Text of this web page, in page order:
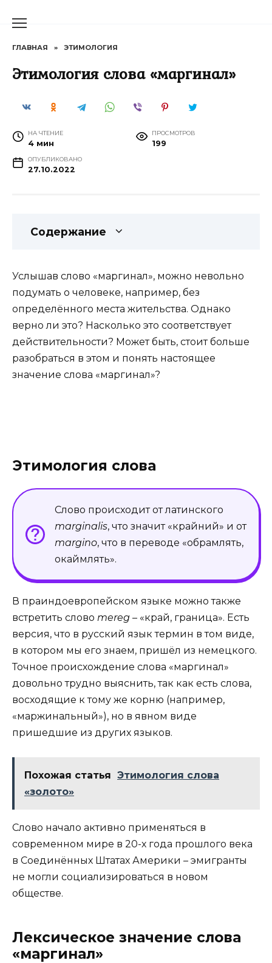
ГЛАВНАЯ » ЭТИМОЛОГИЯ
Этимология слова «маргинал»
НА ЧТЕНИЕ
4 мин
ПРОСМОТРОВ
199
ОПУБЛИКОВАНО
27.10.2022
Содержание
Услышав слово «маргинал», можно невольно
подумать о человеке, например, без
определённого места жительства. Однако
верно ли это? Насколько это соответствует
действительности? Может быть, стоит больше
разобраться в этом и понять настоящее
значение слова «маргинал»?
Этимология слова
Слово происходит от латинского
marginalis, что значит «крайний» и от
margino, что в переводе «обрамлять,
окаймлять».
В праиндоевропейском языке можно также
встретить слово mereg – «край, граница». Есть
версия, что в русский язык термин в том виде,
в котором мы его знаем, пришёл из немецкого.
Точное происхождение слова «маргинал»
довольно трудно выяснить, так как есть слова,
восходящие к тому же корню (например,
«маржинальный»), но в явном виде
пришедшие из других языков.
Похожая статья Этимология слова
«золото»
Слово начало активно применяться в
современном мире в 20-х года прошлого века
в Соединённых Штатах Америки – эмигранты
не могли социализироваться в новом
обществе.
Лексическое значение слова
«маргинал»